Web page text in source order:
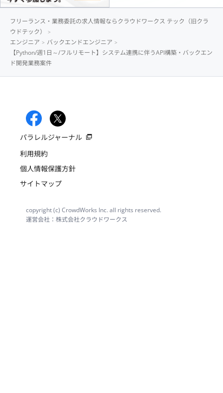
フリーランス・業務委託の求人情報ならクラウドワークス テック（旧クラ
ウドテック）
エンジニア
バックエンドエンジニア
【Python/週1日～/フルリモート】システム連携に伴うAPI構築・バックエン
ド開発業務案件
パラレルジャーナル
利用規約
個人情報保護方針
サイトマップ
copyright (c) CrowdWorks Inc. all rights reserved.
運営会社：株式会社クラウドワークス